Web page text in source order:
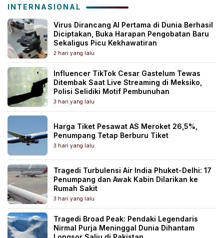
INTERNASIONAL
Virus Dirancang AI Pertama di Dunia Berhasil
Diciptakan, Buka Harapan Pengobatan Baru
Sekaligus Picu Kekhawatiran
2 hari yang lalu
Influencer TikTok Cesar Gastelum Tewas
Ditembak Saat Live Streaming di Meksiko,
Polisi Selidiki Motif Pembunuhan
3 hari yang lalu
Harga Tiket Pesawat AS Meroket 26,5%,
Penumpang Tetap Berburu Tiket
3 hari yang lalu
Tragedi Turbulensi Air India Phuket-Delhi: 17
Penumpang dan Awak Kabin Dilarikan ke
Rumah Sakit
3 hari yang lalu
Tragedi Broad Peak: Pendaki Legendaris
Nirmal Purja Meninggal Dunia Dihantam